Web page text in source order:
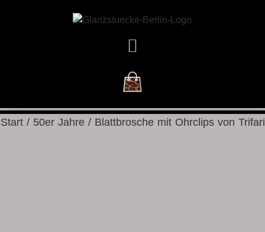
Start/ 50er Jahre/ Blattbrosche mit Ohrclips von Trifari